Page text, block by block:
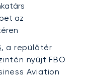
az
, a repülőtér
nyújt FBO
Aviation